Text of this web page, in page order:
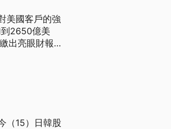
美國客戶的強
2650億美
出亮眼財報。
（15）日韓股